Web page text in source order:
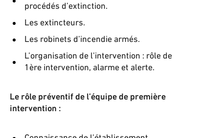
procédés d’extinction.
Les extincteurs.
Les robinets d’incendie armés.
L’organisation de l’intervention : rôle de
1ère intervention, alarme et alerte.
Le rôle préventif de l’équipe de première
intervention :